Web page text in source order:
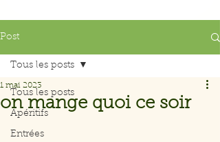
Post
Tous les posts
Apéritifs
Entrées
Tous les posts
on mange quoi ce soir
1 mai 2023